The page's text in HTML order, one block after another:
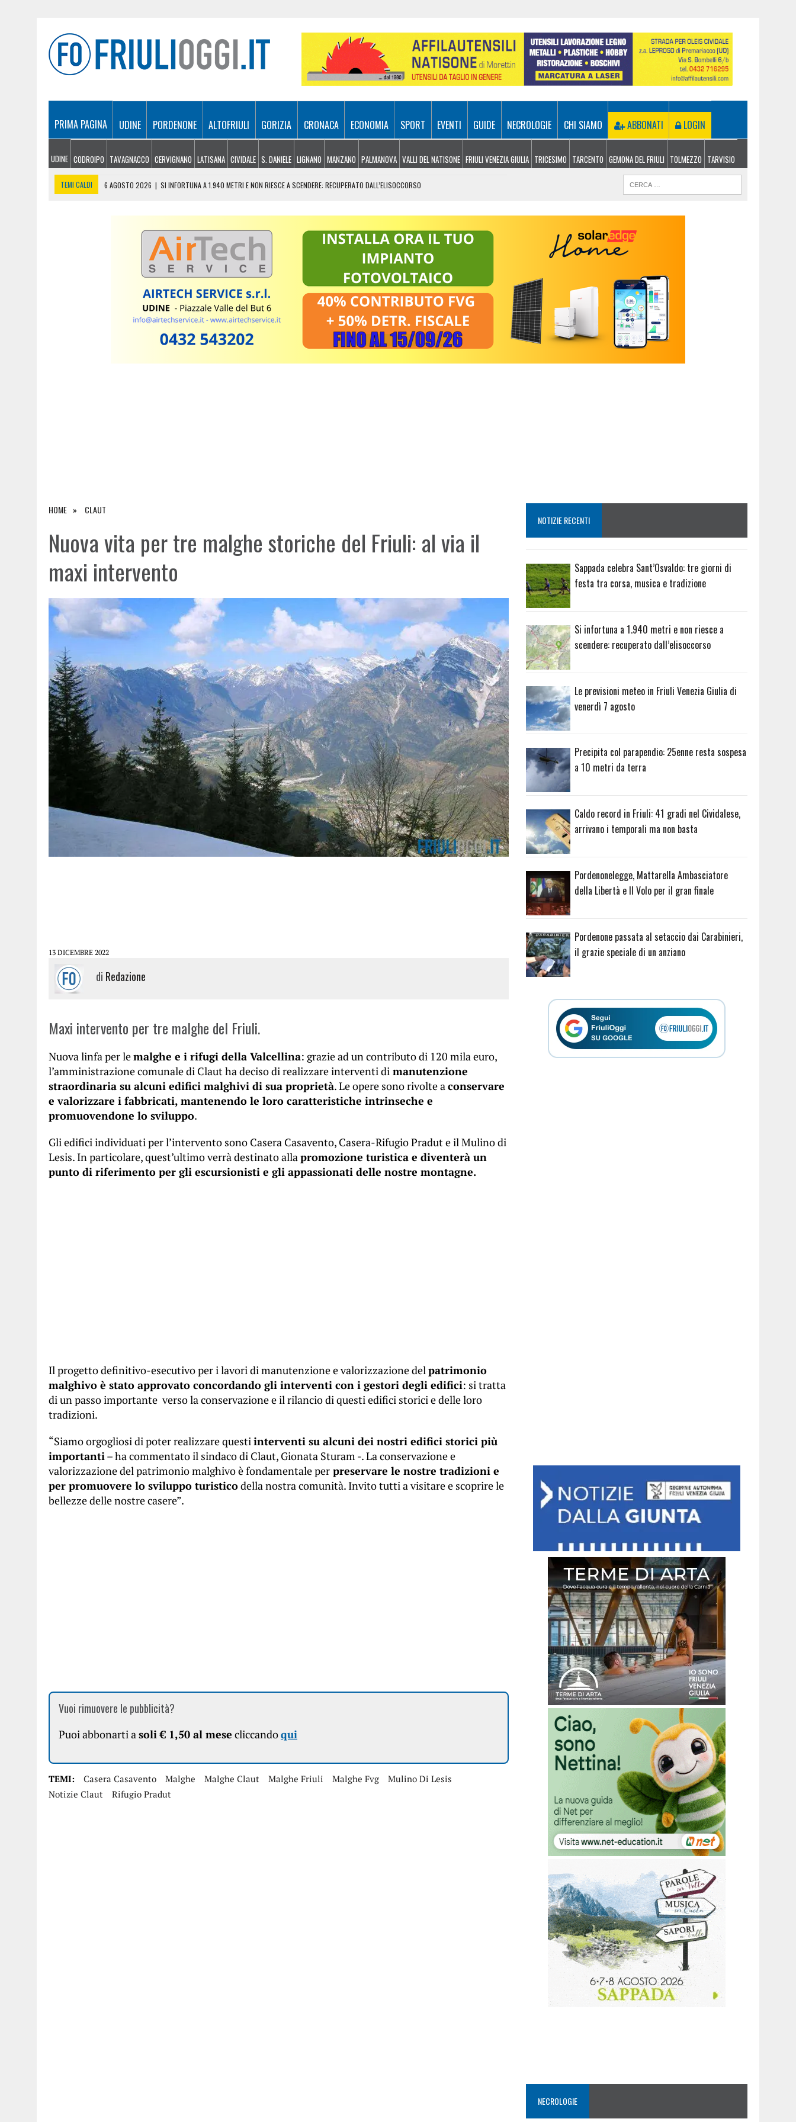
PRIMA PAGINA UDINE PORDENONE ALTOFRIULI GORIZIA CRONACA ECONOMIA SPORT EVENTI GUIDE NECROLOGIE CHI SIAMO ABBONATI LOGIN
UDINE CODROIPO TAVAGNACCO CERVIGNANO LATISANA CIVIDALE S. DANIELE LIGNANO MANZANO PALMANOVA VALLI DEL NATISONE FRIULI VENEZIA GIULIA TRICESIMO TARCENTO GEMONA DEL FRIULI TOLMEZZO TARVISIO
TEMI CALDI 6 AGOSTO 2026 | SI INFORTUNA A 1.940 METRI E NON RIESCE A SCENDERE: RECUPERATO DALL’ELISOCCORSO
CALDO RECORD IN FRIULI: 41 GRADI NEL CIVIDALESE, ARRIVANO I TEMPORALI MA NON BASTA
SAPPADA CELEBRA SANT’OSVALDO: TRE GIORNI DI FESTA TRA CORSA, MUSICA E TRADIZIONE
HOME CLAUT
Nuova vita per tre malghe storiche del Friuli: al via il
maxi intervento
13 DICEMBRE 2022
di Redazione
Maxi intervento per tre malghe del Friuli.
Nuova linfa per lemalghe e i rifugi della Valcellina: grazie ad un contributo di 120 mila euro,
l’amministrazione comunale di Claut ha deciso di realizzare interventi di manutenzione
straordinaria su alcuni edifici malghivi di sua proprietà. Le opere sono rivolte aconservare
e valorizzare i fabbricati, mantenendo le loro caratteristiche intrinseche e
promuovendone lo sviluppo.
Gli edifici individuati per l’intervento sono Casera Casavento, Casera-Rifugio Pradut e il Mulino di
Lesis. In particolare, quest’ultimo verrà destinato allapromozione turistica e diventerà un
punto di riferimento per gli escursionisti e gli appassionati delle nostre montagne.
Il progetto definitivo-esecutivo per i lavori di manutenzione e valorizzazione delpatrimonio
malghivo è stato approvato concordando gli interventi con i gestori degli edifici: si tratta
di un passo importante verso la conservazione e il rilancio di questi edifici storici e delle loro
tradizioni.
“Siamo orgogliosi di poter realizzare questiinterventi su alcuni dei nostri edifici storici più
importanti– ha commentato il sindaco di Claut, Gionata Sturam -. La conservazione e
valorizzazione del patrimonio malghivo è fondamentale per preservare le nostre tradizioni e
per promuovere lo sviluppo turisticodella nostra comunità. Invito tutti a visitare e scoprire le
bellezze delle nostre casere”.
Vuoi rimuovere le pubblicità?
Puoi abbonarti asoli € 1,50 al mese cliccandoqui
TEMI: Casera Casavento Malghe Malghe Claut Malghe Friuli Malghe Fvg
Mulino Di Lesis
Notizie Claut
Rifugio Pradut
NOTIZIE RECENTI
Sappada celebra Sant’Osvaldo: tre giorni di
festa tra corsa, musica e tradizione
Si infortuna a 1.940 metri e non riesce a
scendere: recuperato dall’elisoccorso
Le previsioni meteo in Friuli Venezia Giulia di
venerdì 7 agosto
Precipita col parapendio: 25enne resta sospesa
a 10 metri da terra
Caldo record in Friuli: 41 gradi nel Cividalese,
arrivano i temporali ma non basta
Pordenonelegge, Mattarella Ambasciatore
della Libertà e Il Volo per il gran finale
Pordenone passata al setaccio dai Carabinieri,
il grazie speciale di un anziano
NECROLOGIE